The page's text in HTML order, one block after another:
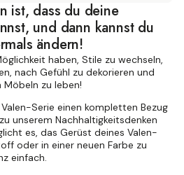
ist, dass du deine
und dann kannst du
ändern!
haben, Stile zu wechseln,
nach Gefühl zu dekorieren und
zu leben!
Serie einen kompletten Bezug
unserem Nachhaltigkeitsdenken
es, das Gerüst deines Valen-
oder in einer neuen Farbe zu
einfach.